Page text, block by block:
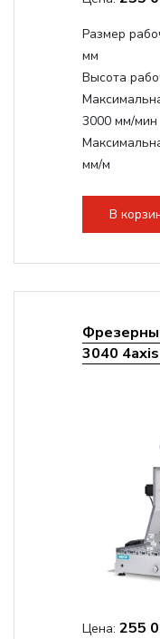
Размер
мм
Высота
3000 мм/мин
мм/м
стандартно:
Цанговый
В
3040
Цена: 255